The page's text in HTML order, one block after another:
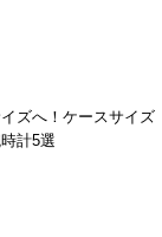
ズへ！ケースサイズ
計5選